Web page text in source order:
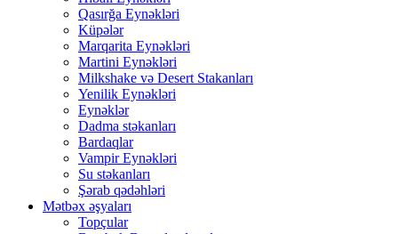
Qasırğa Eynəkləri
Küpələr
Marqarita Eynəkləri
Martini Eynəkləri
Milkshake və Desert Stakanları
Yenilik Eynəkləri
Eynəklər
Dadma stəkanları
Bardaqlar
Vampir Eynəkləri
Su stəkanları
Şərab qədəhləri
Mətbəx əşyaları
Topçular